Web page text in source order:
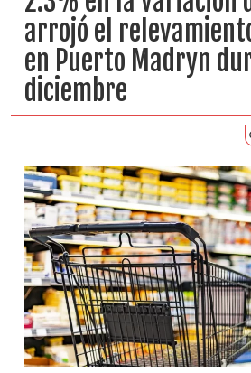
arrojó el
en Puerto Madryn
diciembre